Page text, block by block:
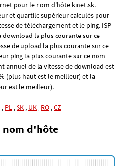
pour le nom d'hôte kinet.sk.
et quartile supérieur calculés pour
de téléchargement et le ping. ISP
download la plus courante sur ce
de upload la plus courante sur ce
ping la plus courante sur ce nom
annuel de la vitesse de download est
(plus haut est le meilleur) et la
est le meilleur).
, PL ,SK , UK , RO ,CZ
nom d'hôte